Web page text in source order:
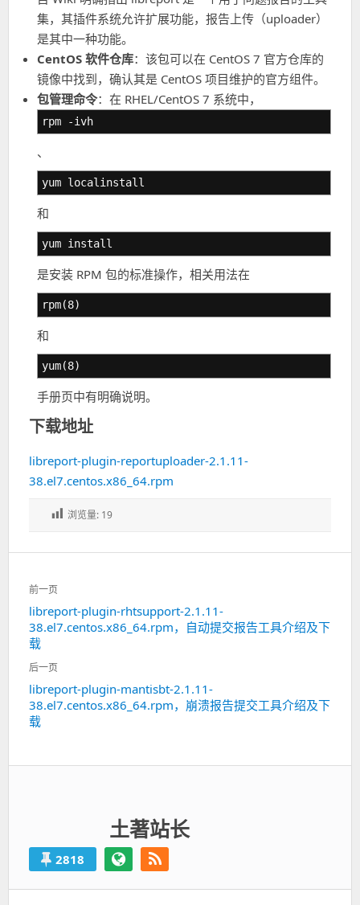
集，其插件系统允许扩展功能，报告上传（uploader）
是其中一种功能。
CentOS 软件仓库：该包可以在 CentOS 7 官方仓库的
镜像中找到，确认其是 CentOS 项目维护的官方组件。
包管理命令：在 RHEL/CentOS 7 系统中，
rpm -ivh
、
yum localinstall
和
yum install
是安装 RPM 包的标准操作，相关用法在
rpm(8)
和
yum(8)
手册页中有明确说明。
下载地址
libreport-plugin-reportuploader-2.1.11-
38.el7.centos.x86_64.rpm
浏览量: 19
文
章
导
航
前一页
上
一
篇：
libreport-plugin-rhtsupport-2.1.11-
38.el7.centos.x86_64.rpm，自动提交报告工具介绍及下
载
后一页
下
一
篇：
libreport-plugin-mantisbt-2.1.11-
38.el7.centos.x86_64.rpm，崩溃报告提交工具介绍及下
载
土著站长
2818